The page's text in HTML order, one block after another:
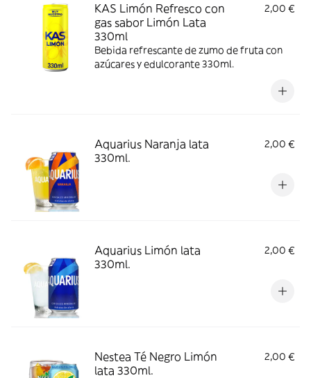
KAS Limón Refresco con
gas sabor Limón Lata
330ml
2,00 €
Bebida refrescante de zumo de fruta con
azúcares y edulcorante 330ml.
Aquarius Naranja lata
330ml.
2,00 €
Aquarius Limón lata
330ml.
2,00 €
Nestea Té Negro Limón
lata 330ml.
2,00 €